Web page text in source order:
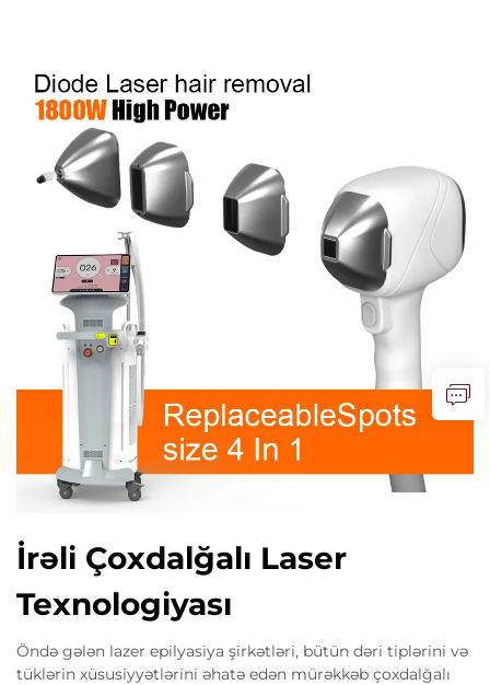
İrəli Çoxdalğalı Laser
Texnologiyası
Öndə gələn lazer epilyasiya şirkətləri, bütün dəri tiplərini və
tüklərin xüsusiyyətlərini əhatə edən mürəkkəb çoxdalğalı